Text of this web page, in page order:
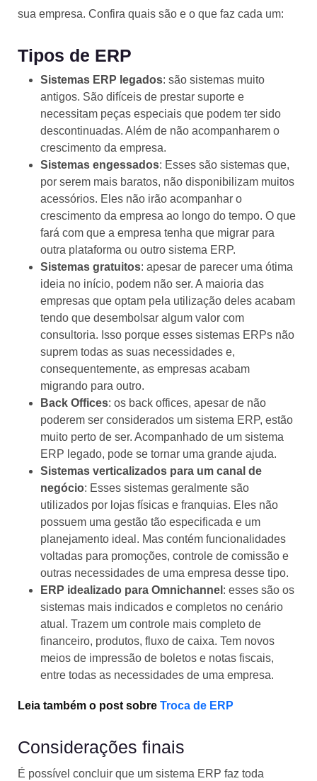
sua empresa. Confira quais são e o que faz cada um:
Tipos de ERP
Sistemas ERP legados: são sistemas muito
antigos. São difíceis de prestar suporte e
necessitam peças especiais que podem ter sido
descontinuadas. Além de não acompanharem o
crescimento da empresa.
Sistemas engessados: Esses são sistemas que,
por serem mais baratos, não disponibilizam muitos
acessórios. Eles não irão acompanhar o
crescimento da empresa ao longo do tempo. O que
fará com que a empresa tenha que migrar para
outra plataforma ou outro sistema ERP.
Sistemas gratuitos: apesar de parecer uma ótima
ideia no início, podem não ser. A maioria das
empresas que optam pela utilização deles acabam
tendo que desembolsar algum valor com
consultoria. Isso porque esses sistemas ERPs não
suprem todas as suas necessidades e,
consequentemente, as empresas acabam
migrando para outro.
Back Offices: os back offices, apesar de não
poderem ser considerados um sistema ERP, estão
muito perto de ser. Acompanhado de um sistema
ERP legado, pode se tornar uma grande ajuda.
Sistemas verticalizados para um canal de
negócio: Esses sistemas geralmente são
utilizados por lojas físicas e franquias. Eles não
possuem uma gestão tão especificada e um
planejamento ideal. Mas contém funcionalidades
voltadas para promoções, controle de comissão e
outras necessidades de uma empresa desse tipo.
ERP idealizado para Omnichannel : esses são os
sistemas mais indicados e completos no cenário
atual. Trazem um controle mais completo de
financeiro, produtos, fluxo de caixa. Tem novos
meios de impressão de boletos e notas fiscais,
entre todas as necessidades de uma empresa.
Leia também o post sobre Troca de ERP
Considerações finais
É possível concluir que um sistema ERP faz toda